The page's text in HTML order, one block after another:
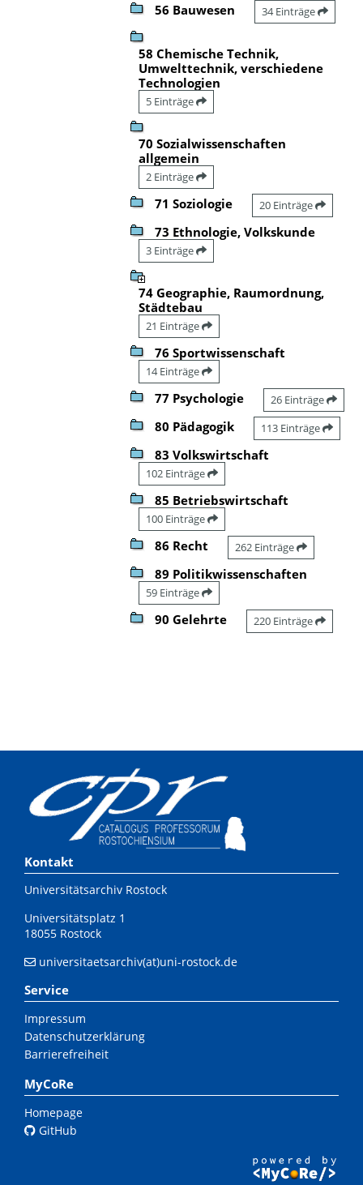
56 Bauwesen 34 Einträge
58 Chemische Technik,
Umwelttechnik, verschiedene
Technologien
5 Einträge
70 Sozialwissenschaften
allgemein
2 Einträge
71 Soziologie 20 Einträge
73 Ethnologie, Volkskunde
3 Einträge
74 Geographie, Raumordnung,
Städtebau
21 Einträge
76 Sportwissenschaft
14 Einträge
77 Psychologie 26 Einträge
80 Pädagogik 113 Einträge
83 Volkswirtschaft
102 Einträge
85 Betriebswirtschaft
100 Einträge
86 Recht 262 Einträge
89 Politikwissenschaften
59 Einträge
90 Gelehrte 220 Einträge
Kontakt
Universitätsarchiv Rostock
Universitätsplatz 1
18055 Rostock
universitaetsarchiv(at)uni-rostock.de
Service
Impressum
Datenschutzerklärung
Barrierefreiheit
MyCoRe
Homepage
GitHub